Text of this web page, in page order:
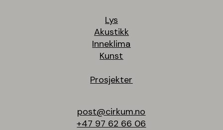
Lys
Akustikk
Inneklima
Kunst
Prosjekter
post@cirkum.no
+47 97 62 66 06